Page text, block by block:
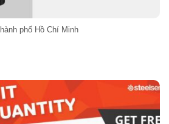
phố Hồ Chí Minh